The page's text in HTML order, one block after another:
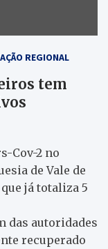
REGIONAL
tem
Cov-2 no
de Vale de
já totaliza 5
das autoridades
recuperado